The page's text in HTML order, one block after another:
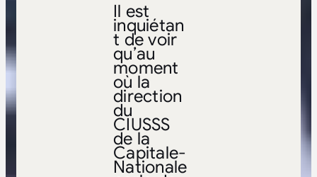
Il est
inquiétan
t de voir
qu’au
moment
où la
direction
du
CIUSSS
de la
Capitale-
Nationale